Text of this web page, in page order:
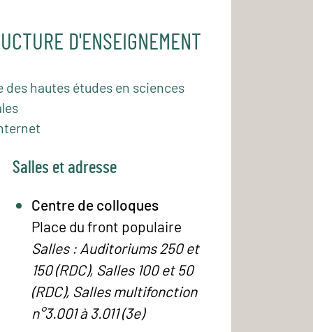
D'ENSEIGNEMENT
des hautes études en sciences
Salles et adresse
Centre de colloques
Place du front populaire
Salles : Auditoriums 250 et
150 (RDC), Salles 100 et 50
(RDC), Salles multifonction
n°3.001 à 3.011 (3e)